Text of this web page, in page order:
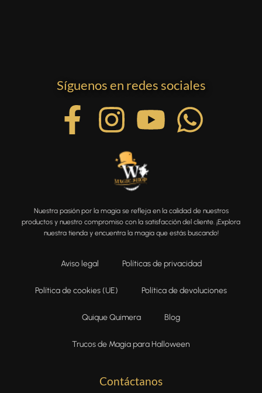
Contáctanos
Síguenos en redes sociales
Nuestra pasión por la magia se refleja en la calidad de nuestros
productos y nuestro compromiso con la satisfacción del cliente. ¡Explora
nuestra tienda y encuentra la magia que estás buscando!
Aviso legal Políticas de privacidad
Política de cookies (UE) Política de devoluciones
Quique Quimera Blog
Trucos de Magia para Halloween